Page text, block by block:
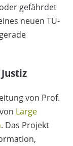
gefährdet
neuen TU-
von Prof.
Large
. Das Projekt